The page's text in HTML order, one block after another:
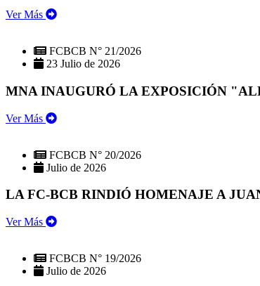
Ver Más
FCBCB N° 21/2026
23 Julio de 2026
MNA INAUGURÓ LA EXPOSICIÓN
Ver Más
FCBCB N° 20/2026
Julio de 2026
LA FC-BCB RINDIÓ HOMENAJE A
Ver Más
FCBCB N° 19/2026
Julio de 2026